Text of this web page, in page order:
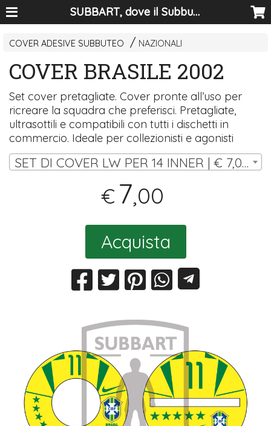
SUBBART, dove il Subbuteo diventa arte
COVER ADESIVE SUBBUTEO NAZIONALI
COVER BRASILE 2002
Set cover pretagliate. Cover pronte all’uso per
ricreare la squadra che preferisci. Pretagliate,
ultrasottili e compatibili con tutti i dischetti in
commercio. Ideale per collezionisti e agonisti
SET DI COVER LW PER 14 INNER | € 7,00
€ 7,00
Acquista